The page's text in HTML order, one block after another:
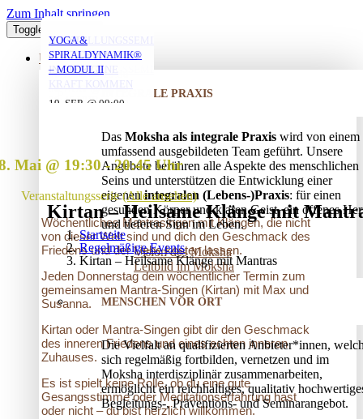
Zum Inhalt springen
Toggle Navigation
ÜBER UNS
INTEGRALE PRAXIS
Das Moksha als integrale Praxis wird von einem
umfassend ausgebildeten Team geführt. Unsere
Angebote berühren alle Aspekte des menschlichen
Seins und unterstützen die Entwicklung einer
eigenenintegralen (Lebens-)Praxis: für einen
gesunden Körper und klaren Geist, ein offenes
und tieferen Sinn im Leben.
Vision des Moksha
Leitbild im Moksha
MENSCHEN VOR ORT
Die Vielfalt an qualifizierten Anbieter*innen,
sich regelmäßig fortbilden, vernetzen und im
Moksha interdisziplinär zusammenarbeiten,
ermöglicht ein reichhaltiges, qualitativ
Begleitungs-, Präventions­- und Seminarangebot.
Kirtan – Heilsame Klänge mit
Startseite
Regelmäßige Events
Kirtan – Heilsame Klänge mit Mantras
Mai @ 19:30-20:45
Veranstaltungsserie(Alle ansehen)
Wöchentliches Mantrasingen mit Klängen, die nicht
von dieser Welt sind und dich den Geschmack des
Friedens und der Liebe kosten lassen.
Jeden Donnerstag dein wöchentlicher Termin zum
gemeinsamen Mantra-Singen (Kirtan) mit Max und
Susanna.
Kirtan oder Mantra-Singen gibt dir den Geschmack
des inneren Friedens und eines echten inneren
Zuhauses.
Es ist spielt keine Rolle, ob du eine gute
Gesangsstimme oder Meditationserfahrung hast
oder nicht – du bist herzlich willkommen.
YOGA FÜR ÄLTERE
MIT ANNA
06. AUG. @ 17:45-
YOGA MIT ANNA
06. AUG. @ 19:30
20:45
MORGENYOGA MIT
ANNA
07. AUG. @ 08:00-
VERSTRICKUNGEN
LÖSEN – OFFENES
AUFSTELLUNGSSEMINAR
25. AUG. @ 17:00
AUFSTELLUNGSSEMINAR
– MIT DEM VATER
IN DIE EIGENE
KRAFT KOMMEN
YOGA &
SPIRALDYNAMIK®
– MODUL II
19. SEP. @ 09:00
20. SEP. @ 16:00